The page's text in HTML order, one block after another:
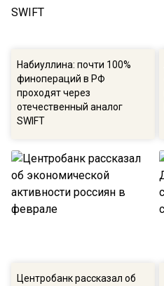
Набиуллина: почти 100%
финопераций в РФ
проходят через
отечественный аналог
SWIFT
Центробанк рассказал об